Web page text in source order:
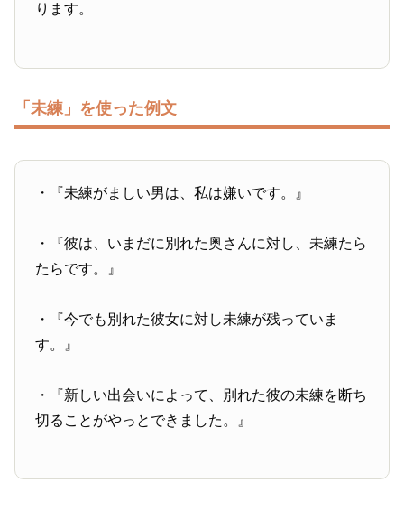
ります。
「未練」を使った例文
・『未練がましい男は、私は嫌いです。』
・『彼は、いまだに別れた奥さんに対し、未練たら
たらです。』
・『今でも別れた彼女に対し未練が残っていま
す。』
・『新しい出会いによって、別れた彼の未練を断ち
切ることがやっとできました。』